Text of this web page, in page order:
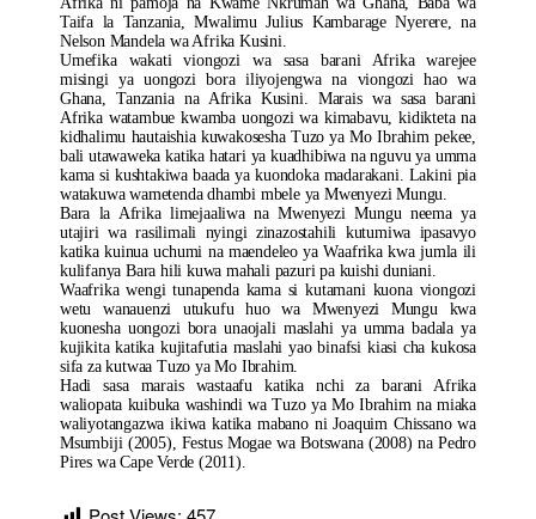
Taifa la Tanzania, Mwalimu Julius Kambarage Nyerere, na
Nelson Mandela wa Afrika Kusini.
Umefika wakati viongozi wa sasa barani Afrika warejee
misingi ya uongozi bora iliyojengwa na viongozi hao wa
Ghana, Tanzania na Afrika Kusini. Marais wa sasa barani
Afrika watambue kwamba uongozi wa kimabavu, kidikteta na
kidhalimu hautaishia kuwakosesha Tuzo ya Mo Ibrahim pekee,
bali utawaweka katika hatari ya kuadhibiwa na nguvu ya umma
kama si kushtakiwa baada ya kuondoka madarakani. Lakini pia
watakuwa wametenda dhambi mbele ya Mwenyezi Mungu.
Bara la Afrika limejaaliwa na Mwenyezi Mungu neema ya
utajiri wa rasilimali nyingi zinazostahili kutumiwa ipasavyo
katika kuinua uchumi na maendeleo ya Waafrika kwa jumla ili
kulifanya Bara hili kuwa mahali pazuri pa kuishi duniani.
Waafrika wengi tunapenda kama si kutamani kuona viongozi
wetu wanauenzi utukufu huo wa Mwenyezi Mungu kwa
kuonesha uongozi bora unaojali maslahi ya umma badala ya
kujikita katika kujitafutia maslahi yao binafsi kiasi cha kukosa
sifa za kutwaa Tuzo ya Mo Ibrahim.
Hadi sasa marais wastaafu katika nchi za barani Afrika
waliopata kuibuka washindi wa Tuzo ya Mo Ibrahim na miaka
waliyotangazwa ikiwa katika mabano ni Joaquim Chissano wa
Msumbiji (2005), Festus Mogae wa Botswana (2008) na Pedro
Pires wa Cape Verde (2011).